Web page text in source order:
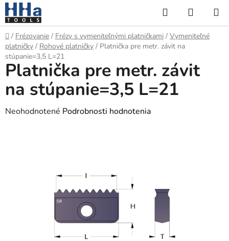
Prejsť
na
obsah
Hľadať
KOŠÍK
Domov
/ Frézovanie / Frézy s vymeniteľnými platničkami / Vymeniteľné
platničky / Rohové platničky / Platnička pre metr. závit na
stúpanie=3,5 L=21
Platnička pre metr. závit
na stúpanie=3,5 L=21
Priemerné
Neohodnotené Podrobnosti hodnotenia